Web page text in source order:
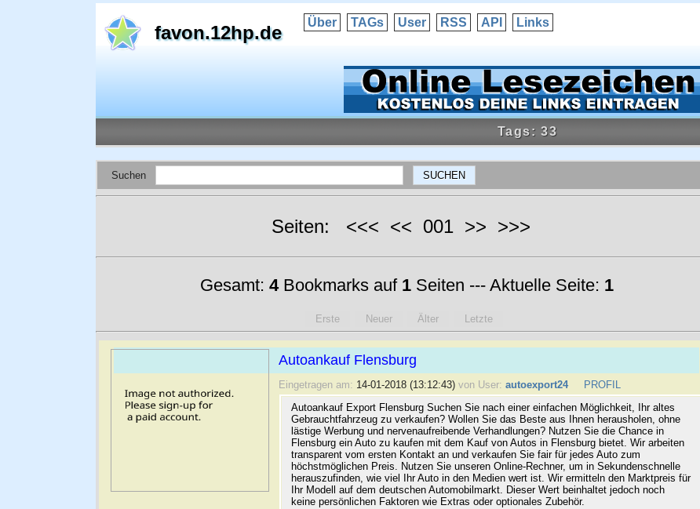
favon.12hp.de Über TAGs User RSS API Links
Tags: 33
Suchen
Seiten: <<< << 001 >> >>>
Gesamt: 4Bookmarks auf 1Seiten --- Aktuelle Seite: 1
Erste Neuer Älter Letzte
Autoankauf Flensburg
Eingetragen am: 14-01-2018 (13:12:43) von User: autoexport24
PROFIL
Autoankauf Export Flensburg Suchen Sie nach einer einfachen Möglichkeit, Ihr altes
Gebrauchtfahrzeug zu verkaufen? Wollen Sie das Beste aus Ihnen herausholen, ohne
lästige Werbung und nervenaufreibende Verhandlungen? Nutzen Sie die Chance in
Flensburg ein Auto zu kaufen mit dem Kauf von Autos in Flensburg bietet. Wir arbeiten
transparent vom ersten Kontakt an und verkaufen Sie fair für jedes Auto zum
höchstmöglichen Preis. Nutzen Sie unseren Online-Rechner, um in Sekundenschnelle
herauszufinden, wie viel Ihr Auto in den Medien wert ist. Wir ermitteln den Marktpreis für
Ihr Modell auf dem deutschen Automobilmarkt. Dieser Wert beinhaltet jedoch noch
keine persönlichen Faktoren wie Extras oder optionales Zubehör.